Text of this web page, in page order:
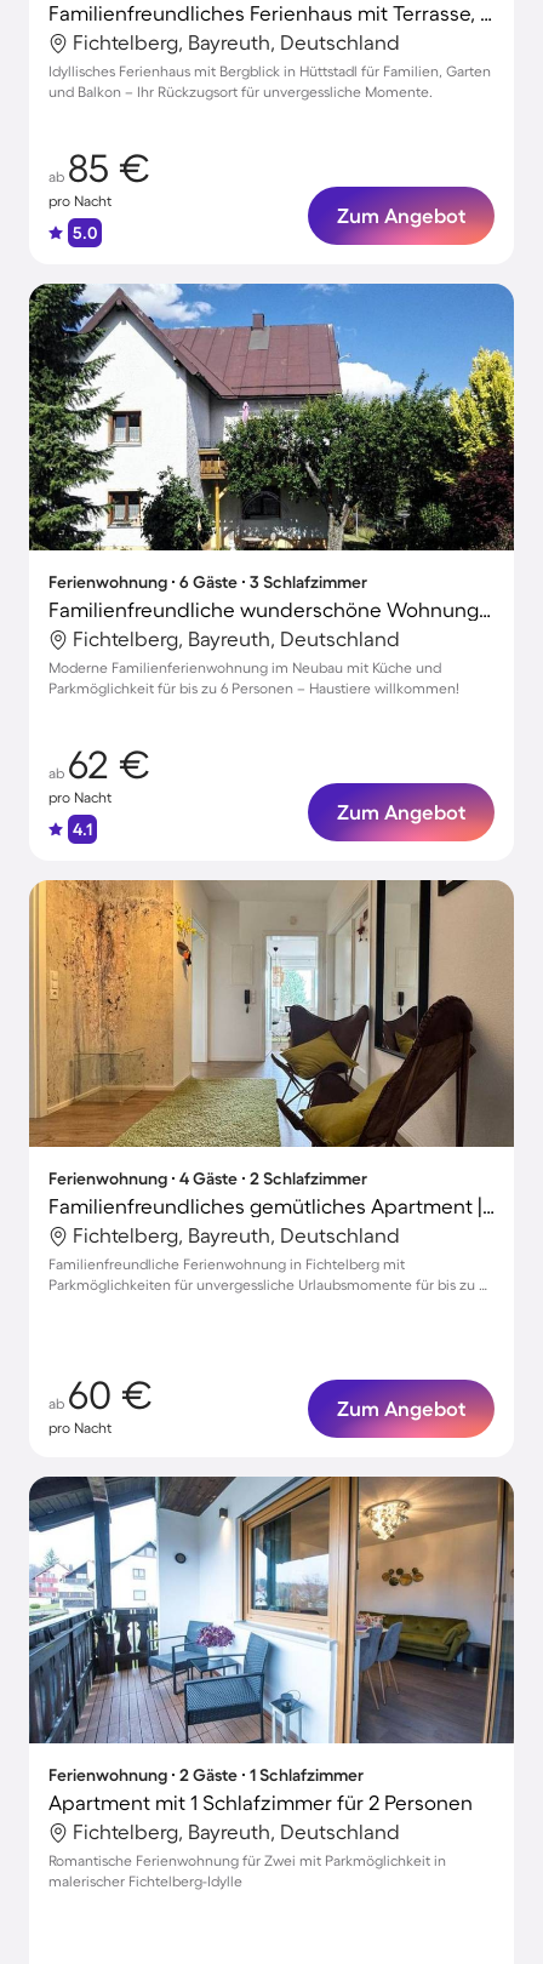
Familienfreundliches Ferienhaus mit Terrasse, Grill und Garten | Bergblick
Fichtelberg, Bayreuth, Deutschland
Idyllisches Ferienhaus mit Bergblick in Hüttstadl für Familien, Garten
und Balkon – Ihr Rückzugsort für unvergessliche Momente.
ab 85 €
pro Nacht
5.0
Zum Angebot
Ferienwohnung ∙ 6 Gäste ∙ 3 Schlafzimmer
Familienfreundliche wunderschöne Wohnung mit Terrasse, Garten und Grill | Perfekt für die Arbeit von Zuhause | Haustiere erlaubt
Fichtelberg, Bayreuth, Deutschland
Moderne Familienferienwohnung im Neubau mit Küche und
Parkmöglichkeit für bis zu 6 Personen – Haustiere willkommen!
ab 62 €
pro Nacht
4.1
Zum Angebot
Ferienwohnung ∙ 4 Gäste ∙ 2 Schlafzimmer
Familienfreundliches gemütliches Apartment | Perfekt für die Arbeit von Zuhause
Fichtelberg, Bayreuth, Deutschland
Familienfreundliche Ferienwohnung in Fichtelberg mit
Parkmöglichkeiten für unvergessliche Urlaubsmomente für bis zu 4
ab 60 €
pro Nacht
Zum Angebot
Ferienwohnung ∙ 2 Gäste ∙ 1 Schlafzimmer
Apartment mit 1 Schlafzimmer für 2 Personen
Fichtelberg, Bayreuth, Deutschland
Romantische Ferienwohnung für Zwei mit Parkmöglichkeit in
malerischer Fichtelberg-Idylle